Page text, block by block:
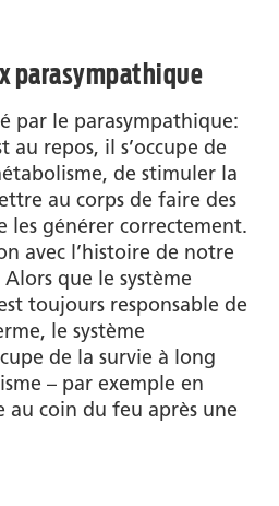
parasympathique
par le parasympathique:
au repos, il s’occupe de
de stimuler la
au corps de faire des
les générer correctement.
avec l’histoire de notre
que le système
toujours responsable de
le système
de la survie à long
– par exemple en
au coin du feu après une